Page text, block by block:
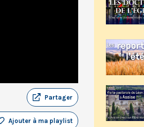
Partager
Ajouter à ma playlist